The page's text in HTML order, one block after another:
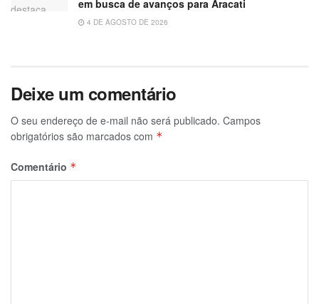
em busca de avanços para Aracati
4 DE AGOSTO DE 2026
Deixe um comentário
O seu endereço de e-mail não será publicado. Campos
obrigatórios são marcados com *
Comentário *